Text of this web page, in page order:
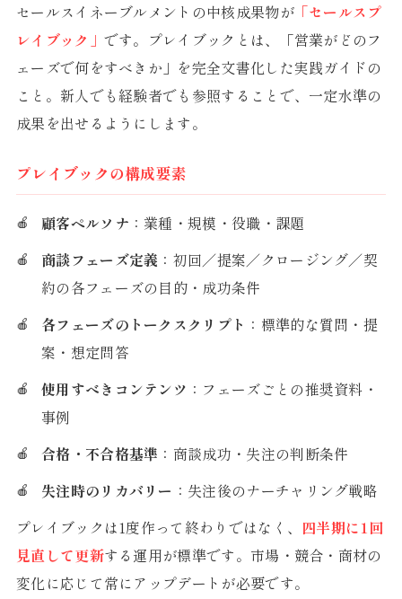
セールスイネーブルメントの中核成果物が「セールスプ
レイブック」 です。プレイブックとは、「営業がどのフ
ェーズで何をすべきか」を完全文書化した実践ガイドの
こと。新人でも経験者でも参照することで、一定水準の
成果を出せるようにします。
プレイブックの構成要素
顧客ペルソナ ：業種・規模・役職・課題
商談フェーズ定義 ：初回／提案／クロージング／契
約の各フェーズの目的・成功条件
各フェーズのトークスクリプト ：標準的な質問・提
案・想定問答
使用すべきコンテンツ ：フェーズごとの推奨資料・
事例
合格・不合格基準 ：商談成功・失注の判断条件
失注時のリカバリー ：失注後のナーチャリング戦略
プレイブックは1度作って終わりではなく、 四半期に1回
見直して更新する運用が標準です。市場・競合・商材の
変化に応じて常にアップデートが必要です。